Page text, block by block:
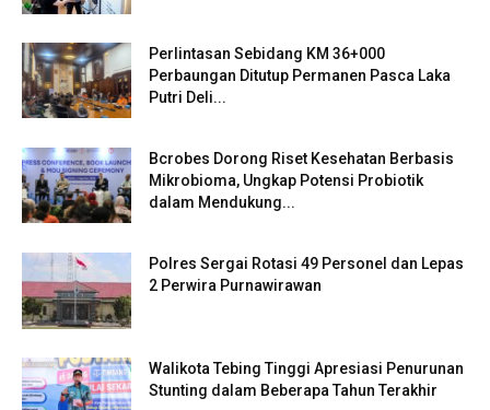
Perlintasan Sebidang KM 36+000
Perbaungan Ditutup Permanen Pasca Laka
Putri Deli...
Bcrobes Dorong Riset Kesehatan Berbasis
Mikrobioma, Ungkap Potensi Probiotik
dalam Mendukung...
Polres Sergai Rotasi 49 Personel dan Lepas
2 Perwira Purnawirawan
Walikota Tebing Tinggi Apresiasi Penurunan
Stunting dalam Beberapa Tahun Terakhir